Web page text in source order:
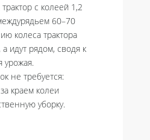
с колеей 1,2
60–70
колеса трактора
идут рядом, сводя к
урожая.
не требуется:
краем колеи
уборку.